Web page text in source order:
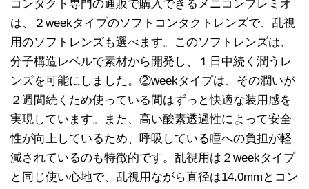
コンタクト専門の通販で購入できるメニコンプレミオ
は、２weekタイプのソフトコンタクトレンズで、乱視
用のソフトレンズも選べます。このソフトレンズは、
分子構造レベルで素材から開発し、１日中続く潤うレ
ンズを可能にしました。②weekタイプは、その潤いが
２週間続くため使っている間はずっと快適な装用感を
実現しています。また、高い酸素透過性によって安全
性が向上しているため、呼吸している瞳への負担が軽
減されているのも特徴的です。乱視用は２weekタイプ
と同じ使い心地で、乱視用ながら直径は14.0mmとコン